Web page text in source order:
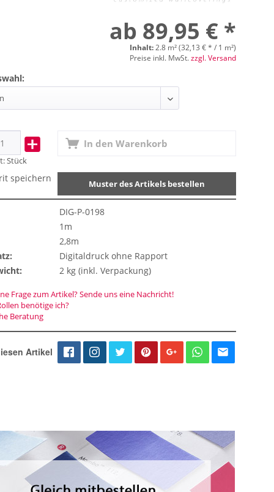
ab 89,95 € *
Inhalt:2.8 m² (32,13 € * / 1 m²)
Preise inkl. MwSt.zzgl. Versand
Stück
In den Warenkorb
Muster des Artikels bestellen
speichern
DIG-P-0198
1m
2,8m
Digitaldruck ohne Rapport
2 kg (inkl. Verpackung)
Frage zum Artikel? Sende uns eine Nachricht!
benötige ich?
Beratung
Artikel